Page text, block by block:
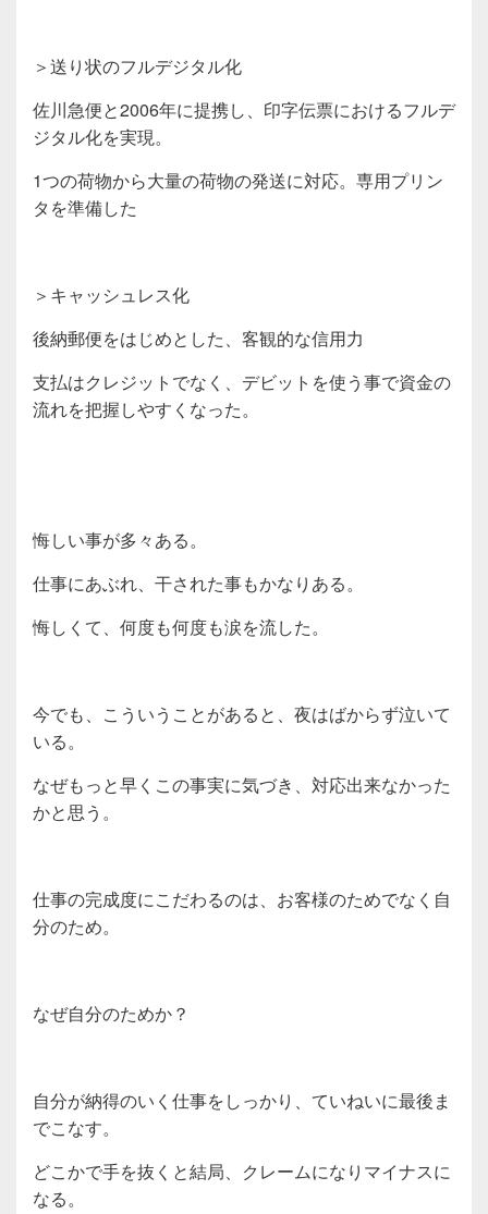
＞送り状のフルデジタル化
佐川急便と2006年に提携し、印字伝票におけるフルデ
ジタル化を実現。
1つの荷物から大量の荷物の発送に対応。専用プリン
タを準備した
＞キャッシュレス化
後納郵便をはじめとした、客観的な信用力
支払はクレジットでなく、デビットを使う事で資金の
流れを把握しやすくなった。
悔しい事が多々ある。
仕事にあぶれ、干された事もかなりある。
悔しくて、何度も何度も涙を流した。
今でも、こういうことがあると、夜はばからず泣いて
いる。
なぜもっと早くこの事実に気づき、対応出来なかった
かと思う。
仕事の完成度にこだわるのは、お客様のためでなく自
分のため。
なぜ自分のためか？
自分が納得のいく仕事をしっかり、ていねいに最後ま
でこなす。
どこかで手を抜くと結局、クレームになりマイナスに
なる。